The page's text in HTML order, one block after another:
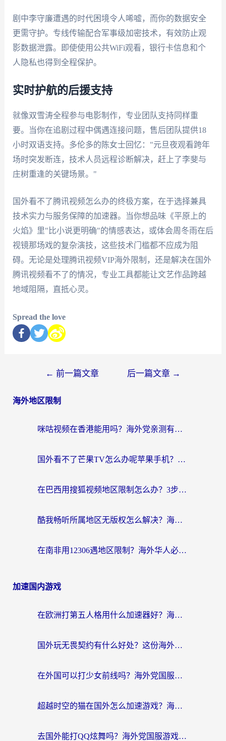
剧中李守廉遭遇的时代困境令人唏嘘，而你的数据安全
更需守护。专线传输配合军事级加密技术，有效防止观
影数据泄露。即使使用公共WiFi观看，银行卡信息和个
人隐私也得到全程保护。
实时护航的后援支持
就像双雪涛全程参与电影制作，专业团队支持同样重
要。当你在追剧过程中偶遇连接问题，售后团队提供18
小时双语支持。多伦多的陈女士回忆："元旦夜观看跨年
场时突发断连，技术人员远程诊断解决，赶上了李斐与
庄树重逢的关键场景。"
国外看不了腾讯视频怎么办的终极方案，在于选择兼具
技术实力与服务保障的加速器。当你想品味《平原上的
火焰》里"比小说更明确"的情感表达，或体会周冬雨在后
视镜那场戏的复杂演技，这些技术门槛都不应成为阻
碍。无论是处理腾讯视频VIP海外限制，还是解决在国外
腾讯视频看不了的情况，专业工具都能让文艺作品跨越
地域阻隔，直抵心灵。
Spread the love
← 前一篇文章 后一篇文章 →
海外地区限制
咪咕视频在香港能用吗？海外党亲测有效的回国加速方案来了
国外看不了芒果TV怎么办呢苹果手机？海外党追剧游戏的全能解决方案
在巴西用搜狐视频地区限制怎么办？3步解决海外看国内剧的烦恼
酷我畅听所属地区无版权怎么解决？海外党必看的回国加速全攻略
在南非用12306遇地区限制？海外华人必看的回国加速全攻略（附B站芒果TV解锁技巧）
加速国内游戏
在欧洲打第五人格用什么加速器好？海外党亲测有效的国服游戏加速方案
国外玩无畏契约有什么好处？这份海外国服游戏加速指南帮你解决90%的卡顿问题
在外国可以打少女前线吗？海外党国服游戏畅玩终极指南（附避坑技巧）
超越时空的猫在国外怎么加速游戏？海外玩家国服畅玩终极指南
去国外能打QQ炫舞吗？海外党国服游戏不卡顿的终极指南